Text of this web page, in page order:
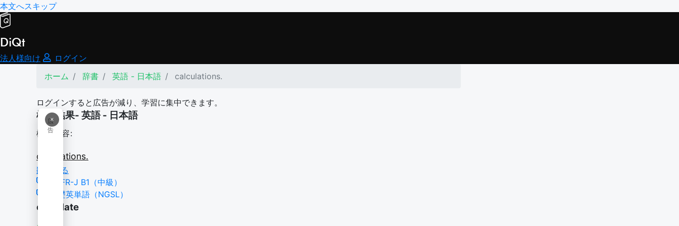
本文へスキップ
DiQt
法人様向け
ログイン
ホーム
辞書 英語 - 日本語 calculations.
ログインすると広告が減り、学習に集中できます。
×
広
告
検索結果- 英語 - 日本語
検索内容:
calculations.
翻訳する
CEFR-J B1（中級）
基礎英単語（NGSL）
calculate